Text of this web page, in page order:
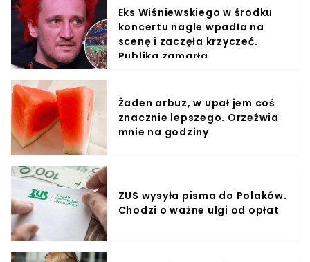
Eks Wiśniewskiego w środku
koncertu nagle wpadła na
scenę i zaczęła krzyczeć.
Publika zamarła
Żaden arbuz, w upał jem coś
znacznie lepszego. Orzeźwia
mnie na godziny
ZUS wysyła pisma do Polaków.
Chodzi o ważne ulgi od opłat